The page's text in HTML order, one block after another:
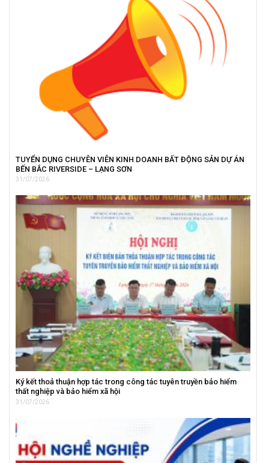
TUYỂN DỤNG CHUYÊN VIÊN KINH DOANH BẤT ĐỘNG SẢN DỰ ÁN
BẾN BẮC RIVERSIDE – LẠNG SƠN
31/07/2026
Ký kết thoả thuận hợp tác trong công tác tuyên truyền bảo hiểm
thất nghiệp và bảo hiểm xã hội
31/07/2026